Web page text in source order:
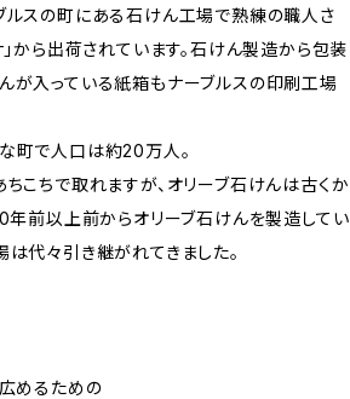
ルスの町にある石けん工場で熟練の職人さ
」から出荷されています。石けん製造から包装
が入っている紙箱もナーブルスの印刷工場
町で人口は約20万人。
こちで取れますが、オリーブ石けんは古くか
年前以上前からオリーブ石けんを製造してい
代々引き継がれてきました。
めるための